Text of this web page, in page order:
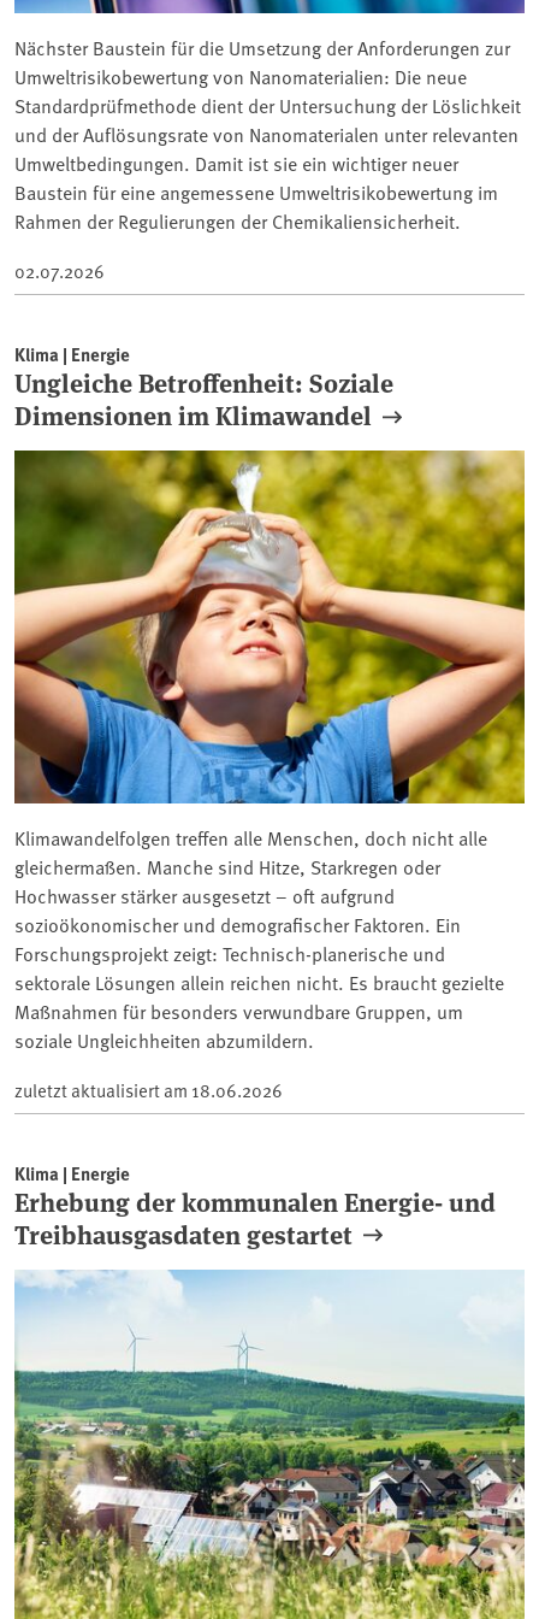
Nächster Baustein für die Umsetzung der Anforderungen zur
Umweltrisikobewertung von Nanomaterialien: Die neue
Standardprüfmethode dient der Untersuchung der Löslichkeit
und der Auflösungsrate von Nanomaterialen unter relevanten
Umweltbedingungen. Damit ist sie ein wichtiger neuer
Baustein für eine angemessene Umweltrisikobewertung im
Rahmen der Regulierungen der Chemikaliensicherheit.
02.07.2026
Klima | Energie
Ungleiche Betroffenheit: Soziale
Dimensionen im Klimawandel
Klimawandelfolgen treffen alle Menschen, doch nicht alle
gleichermaßen. Manche sind Hitze, Starkregen oder
Hochwasser stärker ausgesetzt – oft aufgrund
sozioökonomischer und demografischer Faktoren. Ein
Forschungsprojekt zeigt: Technisch-planerische und
sektorale Lösungen allein reichen nicht. Es braucht gezielte
Maßnahmen für besonders verwundbare Gruppen, um
soziale Ungleichheiten abzumildern.
zuletzt aktualisiert am 18.06.2026
Klima | Energie
Erhebung der kommunalen Energie- und
Treibhausgasdaten gestartet